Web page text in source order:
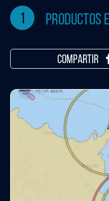
1 productos
COMPARTIR